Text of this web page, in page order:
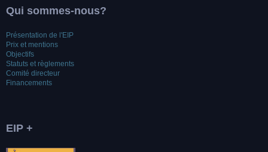
Qui sommes-nous?
Présentation de l'EIP
Prix et mentions
Objectifs
Statuts et règlements
Comité directeur
Financements
EIP +